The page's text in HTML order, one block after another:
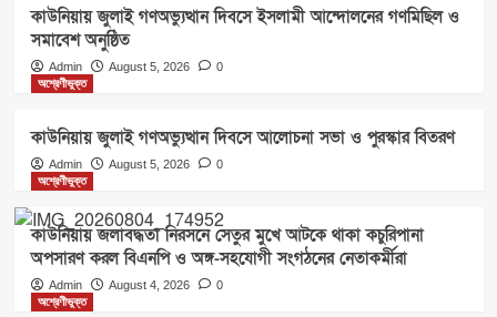
কাউনিয়ায় জুলাই গণঅভ্যুত্থান দিবসে ইসলামী আন্দোলনের গণমিছিল ও
সমাবেশ অনুষ্ঠিত
Admin August 5, 2026
0
অশ্রেণীভুক্ত
কাউনিয়ায় জুলাই গণঅভ্যুত্থান দিবসে আলোচনা সভা ও পুরস্কার বিতরণ
Admin August 5, 2026
0
অশ্রেণীভুক্ত
কাউনিয়ায় জলাবদ্ধতা নিরসনে সেতুর মুখে আটকে থাকা কচুরিপানা
অপসারণ করল বিএনপি ও অঙ্গ-সহযোগী সংগঠনের নেতাকর্মীরা
Admin August 4, 2026
0
অশ্রেণীভুক্ত